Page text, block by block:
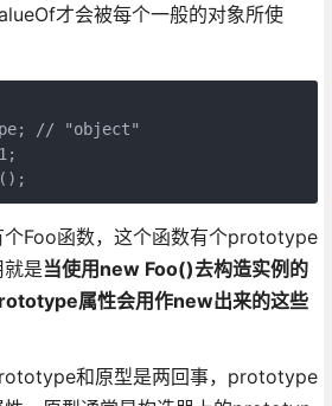
才会被每个一般的对象所使
// "object"
个Foo函数，这个函数有个prototype
是当使用new Foo()去构造实例的
属性会用作new出来的这些
和原型是两回事，prototype